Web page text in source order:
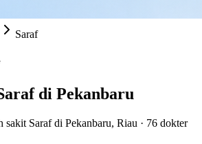
Saraf
di Pekanbaru
sakit Sarafdi Pekanbaru, Riau · 76 dokter